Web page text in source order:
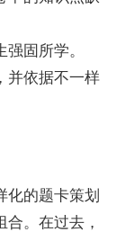
固所学。
并依据不一样
化的题卡策划
。在过去，